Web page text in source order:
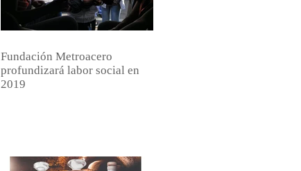
Fundación Metroacero
profundizará labor social en
2019